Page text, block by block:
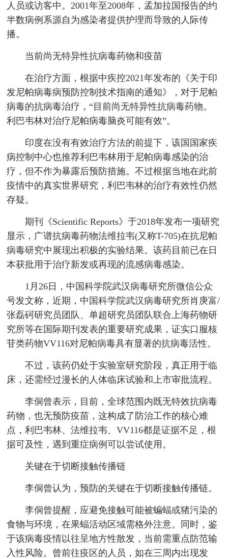
人员或访客中。2001年至2008年，孟加拉国报告的约
半数病例系源自为感染者提供护理而导致的人际传
播。
当前尚无特异性抗病毒药物和疫苗
在治疗方面，根据中疾控2021年发布的《关于印
发尼帕病毒病预防控制技术指南的通知》，对于尼帕
病毒的抗病毒治疗，“目前尚无特异性抗病毒药物。
利巴韦林对治疗尼帕病毒脑炎可能有效”。
印度在没有有效治疗方法的前提下，该国国家疾
病控制中心也推荐利巴韦林用于尼帕病毒感染的治
疗，但不作为暴露后预防措施。不过根据当地在此前
疫情中的真实世界研究，利巴韦林的治疗有效性仍然
存疑。
期刊《Scientific Reports》于2018年发布一项研究
显示，广谱抗病毒药物法维拉韦(又称T-705)在抗尼帕
病毒研究中展现出积极的实验结果。该药目前已在日
本获批用于治疗新发或再现的流感病毒感染。
1月26日，中国科学院武汉病毒研究所微信公众
号发文称，近期，中国科学院武汉病毒研究所肖庚富/
张磊砢研究员团队、单超研究员团队联合上海药物研
究所等在国际期刊发表的重要研究成果，证实口服核
苷类药物VV116对尼帕病毒具有显著的抗病毒活性。
不过，该药仍处于实验室研究阶段，真正用于临
床，还需经过漫长的人体临床试验和上市审批流程。
李侗曾表示，目前，全球范围内既无特效抗病毒
药物，也无预防疫苗，这构成了防治工作的核心难
点，利巴韦林、法维拉韦、VV116都是证据不足，根
据可及性，遇到重症病例可以尝试使用。
关键在于切断接触传播链
李侗曾认为，预防的关键在于切断接触传播链。
李侗曾提醒，应避免接触可能被蝙蝠或猪污染的
食物与环境，在果蝠活动区域需格外注意。同时，鉴
于该病毒疫情以往呈地方性散发，当前需重点防范输
入性风险。曾前往疫区的人员，如在三周内出现发